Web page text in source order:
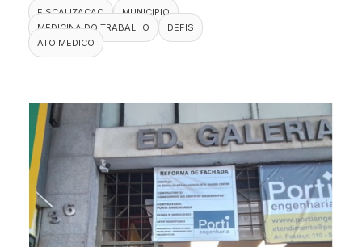
FISCALIZACAO
MUNICIPIO
MEDICINA DO TRABALHO
DEFIS
ATO MEDICO